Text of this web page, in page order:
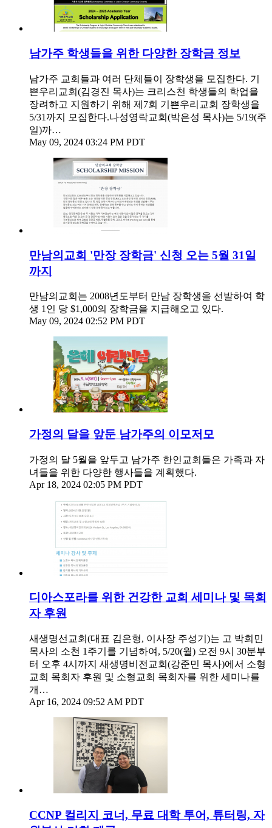
남가주 학생들을 위한 다양한 장학금 정보
남가주 교회들과 여러 단체들이 장학생을 모집한다. 기
쁜우리교회(김경진 목사)는 크리스천 학생들의 학업을
장려하고 지원하기 위해 제7회 기쁜우리교회 장학생을
5/31까지 모집한다.나성영락교회(박은성 목사)는 5/19(주
일)까…
May 09, 2024 03:24 PM PDT
만남의교회 '만장 장학금' 신청 오는 5월 31일
까지
만남의교회는 2008년도부터 만남 장학생을 선발하여 학
생 1인 당 $1,000의 장학금을 지급해오고 있다.
May 09, 2024 02:52 PM PDT
가정의 달을 앞둔 남가주의 이모저모
가정의 달 5월을 앞두고 남가주 한인교회들은 가족과 자
녀들을 위한 다양한 행사들을 계획했다.
Apr 18, 2024 02:05 PM PDT
디아스포라를 위한 건강한 교회 세미나 및 목회
자 후원
새생명선교회(대표 김은형, 이사장 주성기)는 고 박희민
목사의 소천 1주기를 기념하여, 5/20(월) 오전 9시 30분부
터 오후 4시까지 새생명비전교회(강준민 목사)에서 소형
교회 목회자 후원 및 소형교회 목회자를 위한 세미나를
개…
Apr 16, 2024 09:52 AM PDT
CCNP 컬리지 코너, 무료 대학 투어, 튜터링, 자